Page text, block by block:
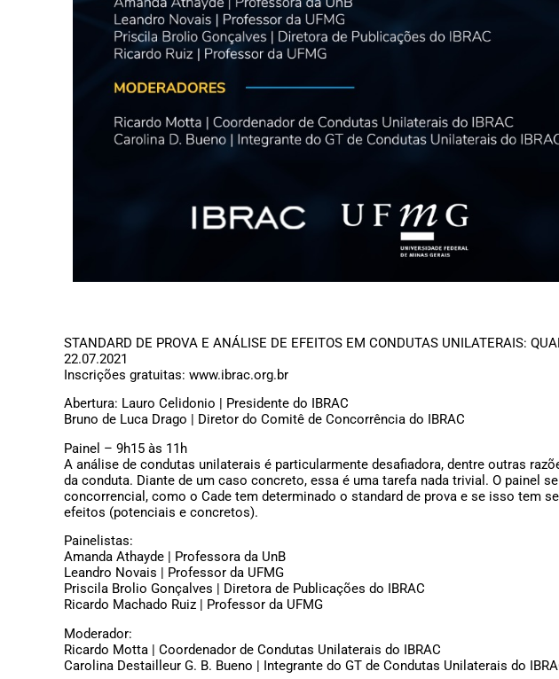
STANDARD DE PROVA E ANÁLISE DE EFEITOS EM CONDUTAS UNILATERAIS:
22.07.2021
Inscrições gratuitas: www.ibrac.org.br
Abertura: Lauro Celidonio | Presidente do IBRAC
Bruno de Luca Drago | Diretor do Comitê de Concorrência do IBRAC
Painel – 9h15 às 11h
A análise de condutas unilaterais é particularmente desafiadora, dentre outras
da conduta. Diante de um caso concreto, essa é uma tarefa nada trivial. O painel
concorrencial, como o Cade tem determinado o standard de prova e se isso tem
efeitos (potenciais e concretos).
Painelistas:
Amanda Athayde | Professora da UnB
Leandro Novais | Professor da UFMG
Priscila Brolio Gonçalves | Diretora de Publicações do IBRAC
Ricardo Machado Ruiz | Professor da UFMG
Moderador:
Ricardo Motta | Coordenador de Condutas Unilaterais do IBRAC
Carolina Destailleur G. B. Bueno | Integrante do GT de Condutas Unilaterais do